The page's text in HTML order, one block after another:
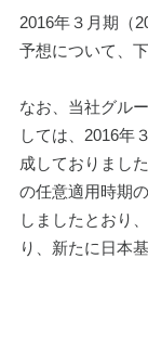
2016年３月期（
予想について、
なお、当社グル
しては、2016年
成しておりまし
の任意適用時期
しましたとおり
り、新たに日本